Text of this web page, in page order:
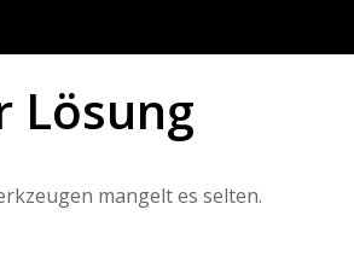
Lösung
mangelt es selten.